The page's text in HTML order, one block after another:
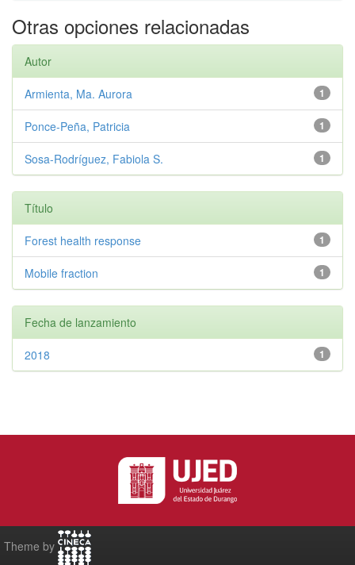
Otras opciones relacionadas
Autor
1
Armienta, Ma. Aurora
1
Ponce-Peña, Patricia
1
Sosa-Rodríguez, Fabiola S.
Título
1
Forest health response
1
Mobile fraction
Fecha de lanzamiento
1
2018
Theme by